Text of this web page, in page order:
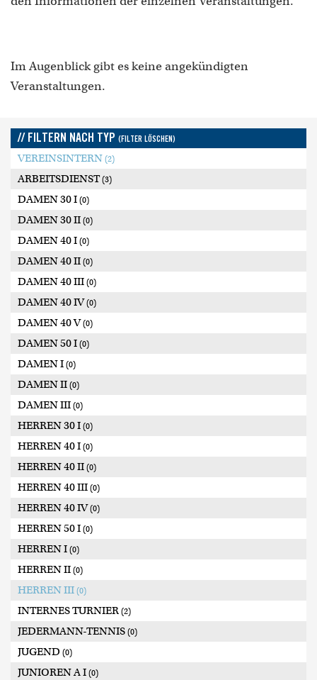
Im Augenblick gibt es keine angekündigten
Veranstaltungen.
// FILTERN NACH TYP (FILTER LÖSCHEN)
VEREINSINTERN (2)
ARBEITSDIENST(3)
DAMEN 30 I (0)
DAMEN 30 II (0)
DAMEN 40 I (0)
DAMEN 40 II (0)
DAMEN 40 III (0)
DAMEN 40 IV(0)
DAMEN 40 V(0)
DAMEN 50 I (0)
DAMEN I (0)
DAMEN II (0)
DAMEN III (0)
HERREN 30 I (0)
HERREN 40 I (0)
HERREN 40 II (0)
HERREN 40 III (0)
HERREN 40 IV(0)
HERREN 50 I (0)
HERREN I (0)
HERREN II (0)
HERREN III (0)
INTERNES TURNIER (2)
JEDERMANN-TENNIS (0)
JUGEND (0)
JUNIOREN A I (0)